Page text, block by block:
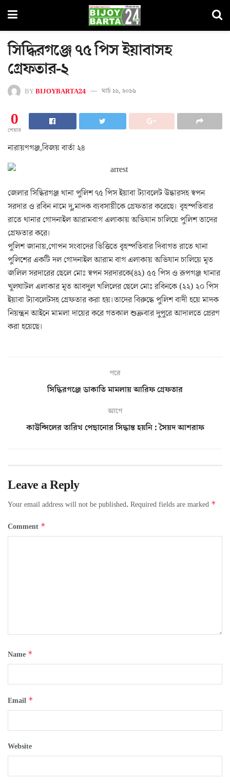
সিদ্ধিরগঞ্জে ৭৫ পিস ইয়াবাসহ
গ্রেফতার-২
BYBIJOYBARTA24 মার্চ ১১, ২০১৬
0
শেয়ার
নারায়ণগঞ্জ,বিজয় বার্তা ২৪
জেলার সিদ্ধিরগঞ্জ থানা পুলিশ ৭৫ পিস ইয়াবা ট্যাবলেট উদ্ধারসহ স্বপন
সরদার ও রবিন নামে দু,মাদক ব্যবসায়ীকে গ্রেফতার করেছে। বৃহস্পতিবার
রাতে থানার গোদনাইল আরামবাগ এলাকায় অভিযান চালিয়ে পুলিশ তাদের
গ্রেফতার করে।
পুলিশ জানায়,গোপন সংবাদের ভিত্তিতে বৃহস্পতিবার দিবাগত রাতে থানা
পুলিশের একটি দল গোদনাইল আরাম বাগ এলাকায় অভিযান চালিয়ে মৃত
জলিল সরদারের ছেলে মোঃ স্বপন সরদারকে(৪২) ৫৫ পিস ও রূপগঞ্জ থানার
খুলঘাটল এলাকার মৃত আবদুল খলিলের ছেলে মোঃ রবিনকে (২২) ২০ পিস
ইয়াবা ট্যাবলেটসহ গ্রেফতার করা হয়।তাদের বিরুদ্ধে পুলিশ বাদী হয়ে মাদক
নিয়ন্ত্রন আইনে মামলা দায়ের করে গতকাল শুক্রবার দুপুরে আদালতে প্রেরণ
করা হয়েছে।
পরে
সিদ্ধিরগঞ্জে ডাকাতি মামলায় আরিফ গ্রেফতার
আগে
কাউন্সিলের তারিখ পেছানোর সিদ্ধান্ত হয়নি : সৈয়দ আশরাফ
Leave a Reply
Your email address will not be published. Required fields are marked *
Comment *
Name *
Email *
Website